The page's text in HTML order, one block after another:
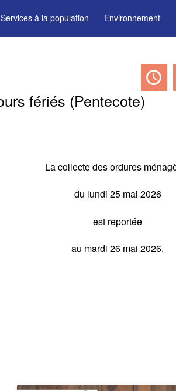
Services à la population Environnement
fériés (Pentecote)
La collecte des ordures
du lundi 25 mai 2026
est reportée
au mardi 26 mai 2026.